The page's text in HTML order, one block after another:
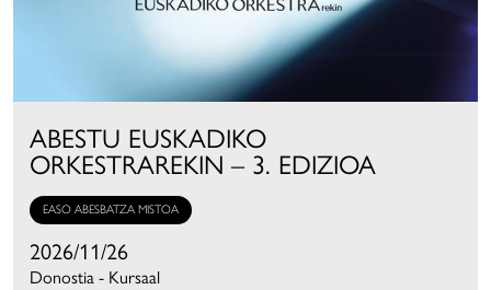
ABESTU EUSKADIKO
ORKESTRAREKIN – 3. EDIZIOA
EASO ABESBATZA MISTOA
2026/11/26
Donostia - Kursaal